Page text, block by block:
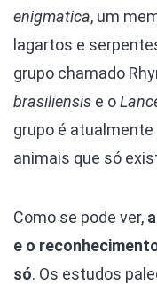
enigmatica, um
lagartos e
grupo chamado
brasiliensis e o
grupo é
animais que só
Como se pode ver,
e o
só. Os estudos